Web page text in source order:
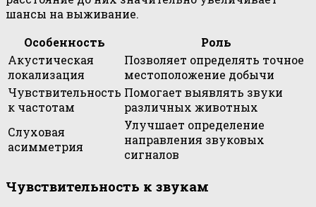
шансы на выживание.
Особенность
Роль
Акустическая
локализация
Позволяет определять точное
местоположение добычи
Чувствительность
к частотам
Помогает выявлять звуки
различных животных
Слуховая
асимметрия
Улучшает определение
направления звуковых
сигналов
Чувствительность к звукам